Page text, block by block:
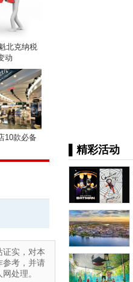
北克纳税
动
10款必备
证实，对本
参考，并请
处理。
▌精彩活动